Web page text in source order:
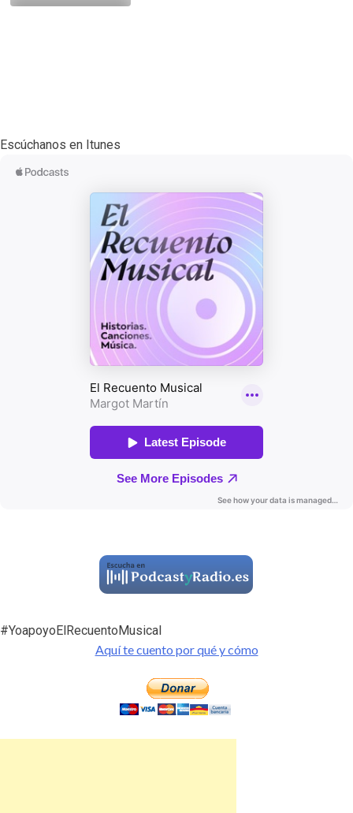
Escúchanos en Itunes
#YoapoyoElRecuentoMusical
Aquí te cuento por qué y cómo